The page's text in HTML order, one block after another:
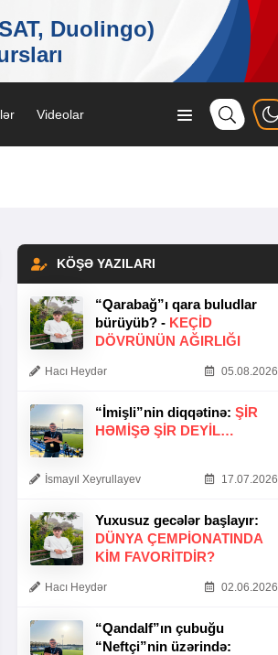
Videolar
KÖŞƏ YAZILARI
“Qarabağ”ı qara buludlar
bürüyüb? - KEÇID
DÖVRÜNÜN AĞIRLIĞI
Hacı Heydər 05.08.2026
“İmişli”nin diqqətinə: ŞIR
HƏMIŞƏ ŞIR DEYIL…
İsmayıl Xeyrullayev 17.07.2026
Yuxusuz gecələr başlayır:
DÜNYA ÇEMPIONATINDA
KIM FAVORITDIR?
Hacı Heydər 02.06.2026
“Qandalf”ın çubuğu
“Neftçi”nin üzərində: